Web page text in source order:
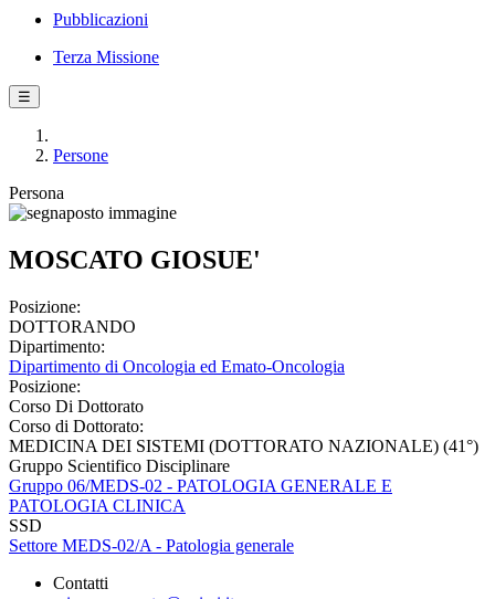
Pubblicazioni
Terza Missione
☰
Persone
Persona
MOSCATO GIOSUE'
Posizione:
DOTTORANDO
Dipartimento:
Dipartimento di Oncologia ed Emato-Oncologia
Posizione:
Corso Di Dottorato
Corso di Dottorato:
MEDICINA DEI SISTEMI (DOTTORATO NAZIONALE) (41°)
Gruppo Scientifico Disciplinare
Gruppo 06/MEDS-02 - PATOLOGIA GENERALE E
PATOLOGIA CLINICA
SSD
Settore MEDS-02/A - Patologia generale
Contatti